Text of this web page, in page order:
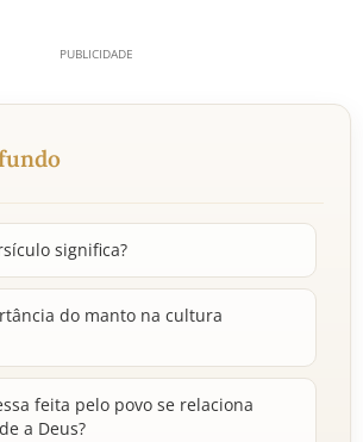
significa?
do manto na cultura
feita pelo povo se relaciona
a Deus?